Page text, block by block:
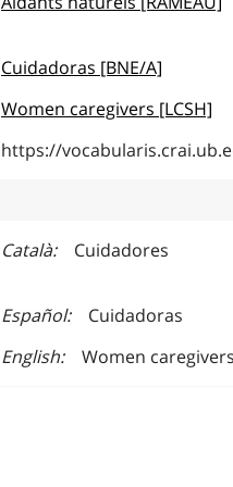
Cuidadoras [BNE/A]
Women caregivers [LCSH]
https://
Català Cuidadores
Español
Cuidadoras
English
Women